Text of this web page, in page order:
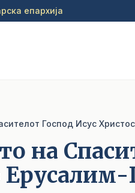
епархија
Господ Исус
на